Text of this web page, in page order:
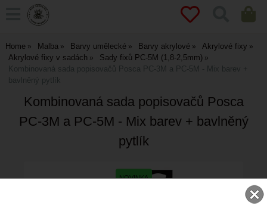
Home Malba Barvy umělecké Barvy akrylové
Akrylové fixy
Akrylové fixy v sadách
Sady fixů PC-5M (1,8-2,5mm)
Kombinovaná sada popisovačů Posca PC-3M a PC-5M - Mix barev +
bavlněný pytlík
Kombinovaná sada popisovačů Posca
PC-3M a PC-5M - Mix barev + bavlněný
pytlík